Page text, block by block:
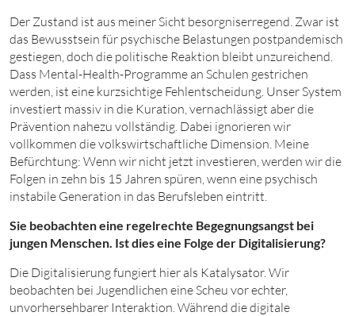
Der Zustand ist aus meiner Sicht besorgniserregend. Zwar ist
das Bewusstsein für psychische Belastungen postpandemisch
gestiegen, doch die politische Reaktion bleibt unzureichend.
Dass Mental-Health-Programme an Schulen gestrichen
werden, ist eine kurzsichtige Fehlentscheidung. Unser System
investiert massiv in die Kuration, vernachlässigt aber die
Prävention nahezu vollständig. Dabei ignorieren wir
vollkommen die volkswirtschaftliche Dimension. Meine
Befürchtung: Wenn wir nicht jetzt investieren, werden wir die
Folgen in zehn bis 15 Jahren spüren, wenn eine psychisch
instabile Generation in das Berufsleben eintritt.
Sie beobachten eine regelrechte Begegnungsangst bei
jungen Menschen. Ist dies eine Folge der Digitalisierung?
Die Digitalisierung fungiert hier als Katalysator. Wir
beobachten bei Jugendlichen eine Scheu vor echter,
unvorhersehbarer Interaktion. Während die digitale